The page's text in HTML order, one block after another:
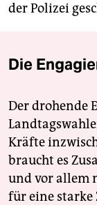
der Polizei
Die
Der drohende
Kräfte
braucht es
und vor allem
für eine starke